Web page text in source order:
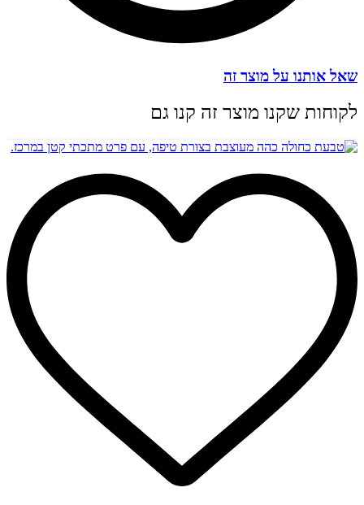
שאל אותנו על מוצר זה
לקוחות שקנו מוצר זה קנו גם